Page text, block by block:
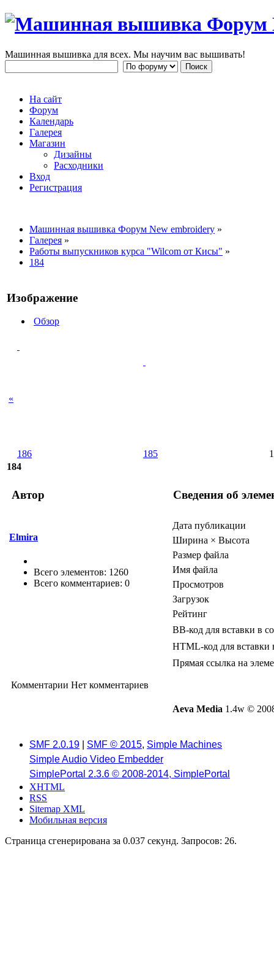
Машинная вышивка для всех. Мы научим вас вышивать!
На сайт
Форум
Календарь
Галерея
Магазин
Дизайны
Расходники
Вход
Регистрация
Машинная вышивка Форум New embroidery »
Галерея »
Работы выпускников курса "Wilcom от Кисы" »
184
Изображение
Обзор
«
186 185
184
Автор Сведения об
Elmira
Всего элементов: 1260
Всего комментариев: 0
Дата публикации
Ширина × Высота
Размер файла
Имя файла
Просмотров
Загрузок
Рейтинг
BB-код для вставки в
HTML-код для вставки
Прямая ссылка на
Комментарии Нет комментариев
Aeva Media 1.4w ©
SMF 2.0.19 SMF © 2015, Simple Machines
Simple Audio Video Embedder
SimplePortal 2.3.6 © 2008-2014, SimplePortal
XHTML
RSS
Sitemap XML
Мобильная версия
Страница сгенерирована за 0.037 секунд. Запросов: 26.